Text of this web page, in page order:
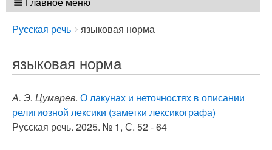
Главное меню
Breadcrumbs
You
here:
Русская речь языковая норма
языковая норма
А. Э. Цумарев. О лакунах и неточностях в описании
религиозной лексики (заметки лексикографа)
Русская речь. 2025. № 1, С. 52 - 64